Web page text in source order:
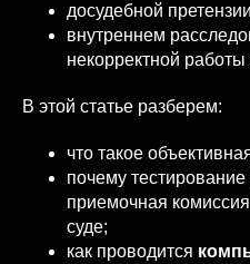
досудебной
внутреннем
некорректной
В этой статье разберем:
что такое
почему тестирование
приемочная
суде;
как проводится